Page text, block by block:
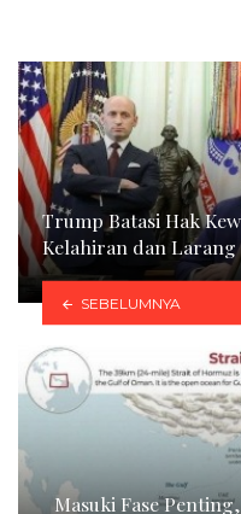
Trump Batasi Hak
Kelahiran dan Larang
SEBELUMNYA
Masuki Fase